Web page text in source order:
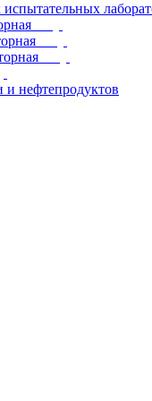
и нефтепродуктов